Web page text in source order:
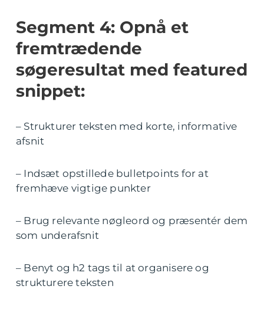
Segment 4: Opnå et
fremtrædende
søgeresultat med featured
snippet:
– Strukturer teksten med korte, informative
afsnit
– Indsæt opstillede bulletpoints for at
fremhæve vigtige punkter
– Brug relevante nøgleord og præsentér dem
som underafsnit
– Benyt og h2 tags til at organisere og
strukturere teksten